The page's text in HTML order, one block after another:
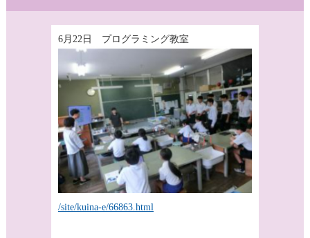
6月22日 プログラミング教室
/site/kuina-e/66863.html